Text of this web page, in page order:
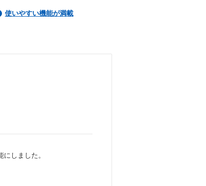
使いやすい機能が満載
しました。